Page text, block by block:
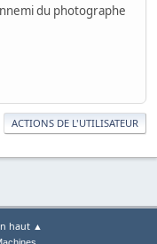
du photographe
ACTIONS DE L'UTILISATEUR
haut ▲